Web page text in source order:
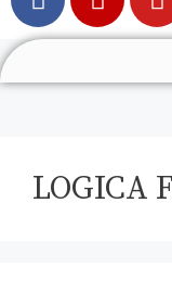
LOGICA